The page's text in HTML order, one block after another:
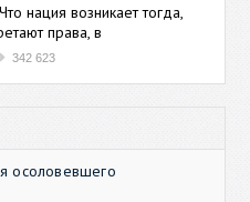
нация возникает тогда,
права, в
342 623
осоловевшего